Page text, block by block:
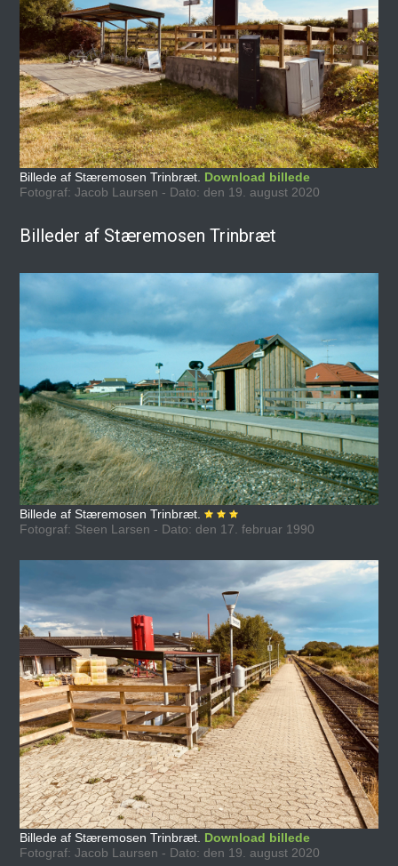
Billede af Stæremosen Trinbræt. Download billede
Fotograf: Jacob Laursen - Dato: den 19. august 2020
Billeder af Stæremosen Trinbræt
Billede af Stæremosen Trinbræt.
Fotograf: Steen Larsen - Dato: den 17. februar 1990
Billede af Stæremosen Trinbræt. Download billede
Fotograf: Jacob Laursen - Dato: den 19. august 2020